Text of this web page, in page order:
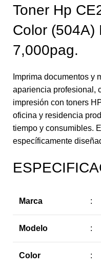
Toner Hp
Color (504A)
7,000pag.
Imprima documentos y
apariencia profesional,
impresión con toners
oficina y residencia
tiempo y consumibles.
específicamente
Marca :
Modelo :
Color :